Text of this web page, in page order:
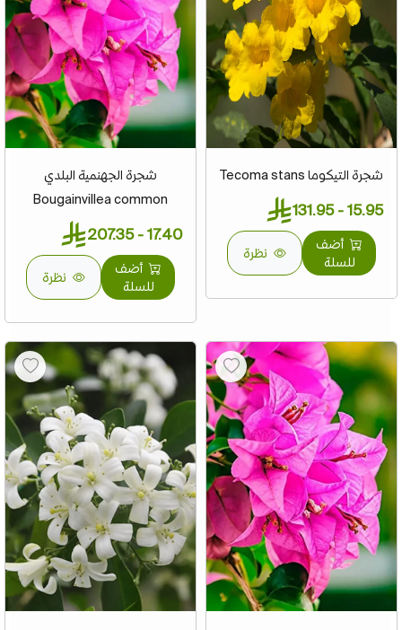
شجرة التيكوما Tecoma stans
15.95 - 131.95
أضف
للسلة
نظرة
شجرة الجهنمية البلدي
Bougainvillea common
17.40 - 207.35
أضف
للسلة
نظرة